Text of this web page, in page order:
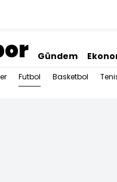
Gündem
Futbol Basketbol